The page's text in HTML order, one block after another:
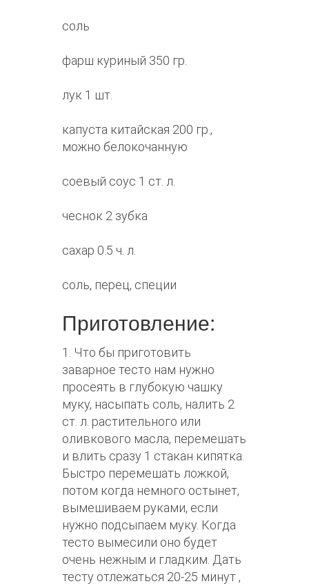
соль
фарш куриный 350 гр.
лук 1 шт.
капуста китайская 200 гр.,
можно белокочанную
соевый соус 1 ст. л.
чеснок 2 зубка
сахар 0.5 ч. л.
соль, перец, специи
Приготовление:
1. Что бы приготовить
заварное тесто нам нужно
просеять в глубокую чашку
муку, насыпать соль, налить 2
ст. л. растительного или
оливкового масла, перемешать
и влить сразу 1 стакан кипятка.
Быстро перемешать ложкой,
потом когда немного остынет,
вымешиваем руками, если
нужно подсыпаем муку. Когда
тесто вымесили оно будет
очень нежным и гладким. Дать
тесту отлежаться 20-25 минут ,